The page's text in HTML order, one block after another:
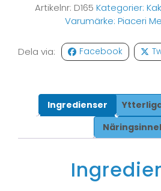
Artikelnr: D165 Kategorier:
Varumärke: Piaceri
Dela via: Facebook
Ingredienser